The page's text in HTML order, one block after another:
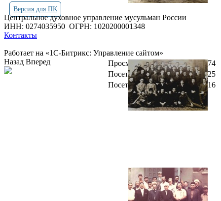
Версия для ПК
Центральное духовное управление мусульман России
ИНН: 0274035950 ОГРН: 1020200001348
Контакты
Работает на «1С-Битрикс: Управление сайтом»
Просмотров всего:
4258874
Посетителей сегодня:
4125
Посетителей в онлайн:
16
Назад Вперед